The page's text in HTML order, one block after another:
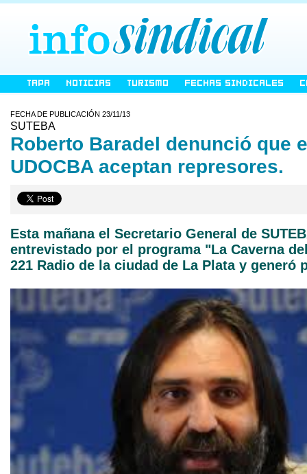
TAPA NOTICIAS TURISMO FECHAS SINDICALES
FECHA DE PUBLICACIÓN 23/11/13
SUTEBA
Roberto Baradel denunció que
UDOCBA aceptan represores.
Esta mañana el Secretario General de
entrevistado por el programa "La Caverna
221 Radio de la ciudad de La Plata y generó